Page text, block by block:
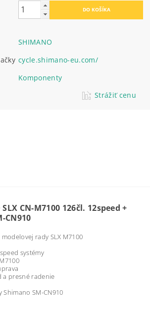
SHIMANO
cycle.shimano-eu.com/
Komponenty
Strážiť cenu
CN-M7100 126čl. 12speed +
CN910
rady SLX M7100
systémy
a presné radenie
SM-CN910